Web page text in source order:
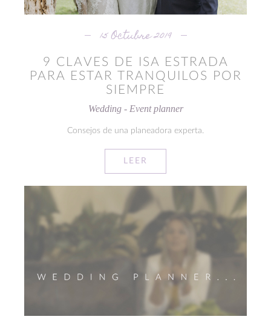
15 Octubre 2019
9 CLAVES DE ISA ESTRADA
PARA ESTAR TRANQUILOS POR
SIEMPRE
Wedding - Event planner
Consejos de una planeadora experta.
LEER